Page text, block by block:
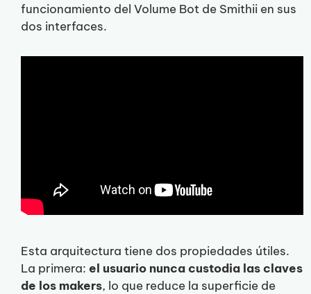
funcionamiento del Volume Bot de Smithii en sus
dos interfaces.
Esta arquitectura tiene dos propiedades útiles.
La primera: el usuario nunca custodia las claves
de los makers, lo que reduce la superficie de